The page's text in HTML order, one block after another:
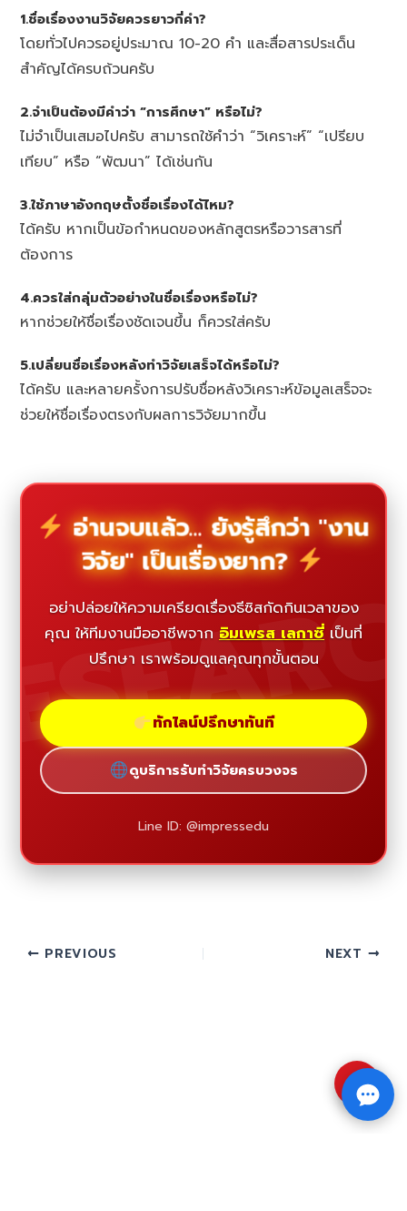
1.ชื่อเรื่องงานวิจัยควรยาวกี่คำ?
โดยทั่วไปควรอยู่ประมาณ 10-20 คำ และสื่อสารประเด็น
สำคัญได้ครบถ้วนครับ
2.จำเป็นต้องมีคำว่า “การศึกษา” หรือไม่?
ไม่จำเป็นเสมอไปครับ สามารถใช้คำว่า “วิเคราะห์” “เปรียบ
เทียบ” หรือ “พัฒนา” ได้เช่นกัน
3.ใช้ภาษาอังกฤษตั้งชื่อเรื่องได้ไหม?
ได้ครับ หากเป็นข้อกำหนดของหลักสูตรหรือวารสารที่
ต้องการ
4.ควรใส่กลุ่มตัวอย่างในชื่อเรื่องหรือไม่?
หากช่วยให้ชื่อเรื่องชัดเจนขึ้น ก็ควรใส่ครับ
5.เปลี่ยนชื่อเรื่องหลังทำวิจัยเสร็จได้หรือไม่?
ได้ครับ และหลายครั้งการปรับชื่อหลังวิเคราะห์ข้อมูลเสร็จจะ
ช่วยให้ชื่อเรื่องตรงกับผลการวิจัยมากขึ้น
อ่านจบแล้ว... ยังรู้สึกว่า "งาน
วิจัย" เป็นเรื่องยาก?
อย่าปล่อยให้ความเครียดเรื่องธีซิสกัดกินเวลาของ
คุณ ให้ทีมงานมืออาชีพจาก อิมเพรส เลกาซี่ เป็นที่
ปรึกษา เราพร้อมดูแลคุณทุกขั้นตอน
ทักไลน์ปรึกษาทันที
ดูบริการรับทำวิจัยครบวงจร
Line ID: @impressedu
PREVIOUS NEXT
⇧